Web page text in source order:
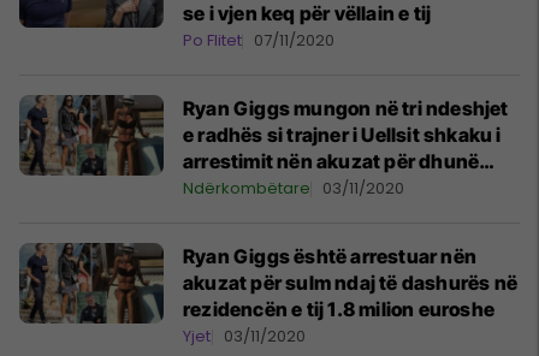
se i vjen keq për vëllain e tij
Po Flitet 07/11/2020
Ryan Giggs mungon në tri ndeshjet
e radhës si trajner i Uellsit shkaku i
arrestimit nën akuzat për dhunë
ndaj të dashurës
Ndërkombëtare 03/11/2020
Ryan Giggs është arrestuar nën
akuzat për sulm ndaj të dashurës në
rezidencën e tij 1.8 milion euroshe
Yjet 03/11/2020